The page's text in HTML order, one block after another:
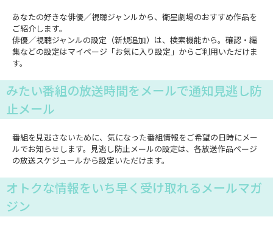
あなたの好きな俳優／視聴ジャンルから、衛星劇場のおすすめ作品を
ご紹介します。
俳優／視聴ジャンルの設定（新規追加）は、検索機能から。確認・編
集などの設定はマイページ「お気に入り設定」からご利用いただけま
す。
みたい番組の放送時間をメールで通知見逃し防
止メール
番組を見逃さないために、気になった番組情報をご希望の日時にメー
ルでお知らせします。見逃し防止メールの設定は、各放送作品ページ
の放送スケジュールから設定いただけます。
オトクな情報をいち早く受け取れるメールマガ
ジン